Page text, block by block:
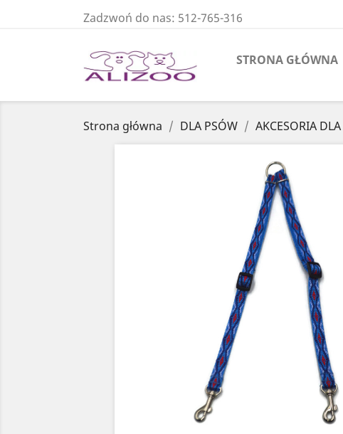
Zadzwoń do nas: 512-765-316
STRONA GŁÓWNA
Strona główna DLA PSÓW AKCESORIA